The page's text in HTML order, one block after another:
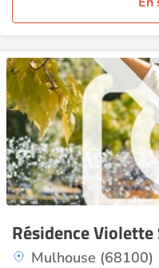
Résidence Violette
Mulhouse (68100)